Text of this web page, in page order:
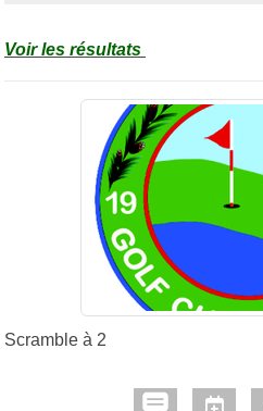
Voir les résultats
Scramble à 2